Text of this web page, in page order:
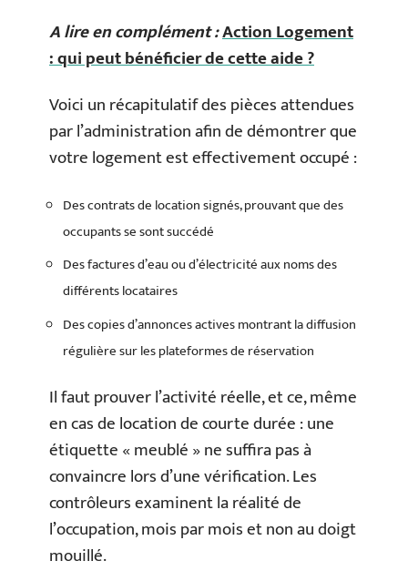
A lire en complément :Action Logement
: qui peut bénéficier de cette aide ?
Voici un récapitulatif des pièces attendues
par l’administration afin de démontrer que
votre logement est effectivement occupé :
Des contrats de location signés, prouvant que des
occupants se sont succédé
Des factures d’eau ou d’électricité aux noms des
différents locataires
Des copies d’annonces actives montrant la diffusion
régulière sur les plateformes de réservation
Il faut prouver l’activité réelle, et ce, même
en cas de location de courte durée : une
étiquette « meublé » ne suffira pas à
convaincre lors d’une vérification. Les
contrôleurs examinent la réalité de
l’occupation, mois par mois et non au doigt
mouillé.